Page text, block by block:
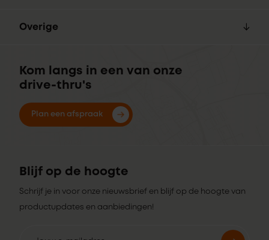
Overige
Kom langs in een van onze
drive-thru's
Plan een afspraak
Blijf op de hoogte
Schrijf je in voor onze nieuwsbrief en blijf op de hoogte van
productupdates en aanbiedingen!